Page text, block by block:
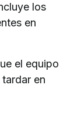
los
en
el equipo
en